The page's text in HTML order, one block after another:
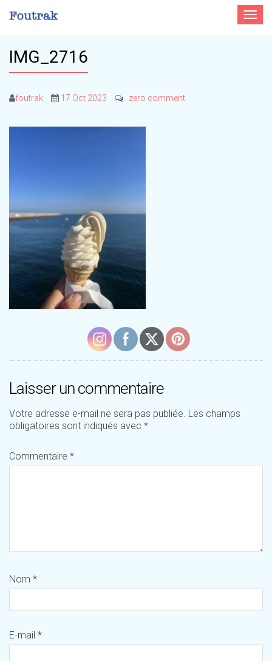
Toggle
IMG_2716
foutrak 17 Oct 2023 zero comment
Laisser un commentaire
Votre adresse e-mail ne sera pas publiée. Les champs
obligatoires sont indiqués avec *
Commentaire *
Nom *
E-mail *